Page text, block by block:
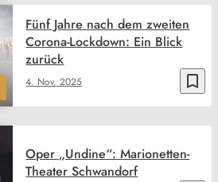
bookmark_border
4. Nov. 2025
Fünf Jahre nach dem zweiten
Corona-Lockdown: Ein Blick
zurück
Oper „Undine“: Marionetten-
Theater Schwandorf